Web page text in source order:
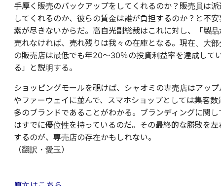
手厚く販売のバックアップをしてくれるのか？販売員は派
してくれるのか、彼らの賃金は誰が負担するのか？と不安
素が尽きないからだ。高自光副総裁はこれに対し、「製品
売れなければ、売れ残りは我々の在庫となる。現在、大部
の販売店は最低でも年20〜30％の投資利益率を達成して
る」と説明する。
ショッピングモールを覗けば、シャオミの専売店はアップ
やファーウェイに並んで、スマホショップとしては集客数
多のブランドであることがわかる。ブランディングに関し
はすでに優位性を持っているのだ。その最終的な勝敗を左
するのが、専売店の存在かもしれない。
（翻訳・愛玉）